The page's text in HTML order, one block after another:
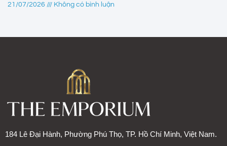
21/07/2026 Không có bình luận
184 Lê Đại Hành, Phường Phú Thọ, TP. Hồ Chí Minh, Việt Nam.